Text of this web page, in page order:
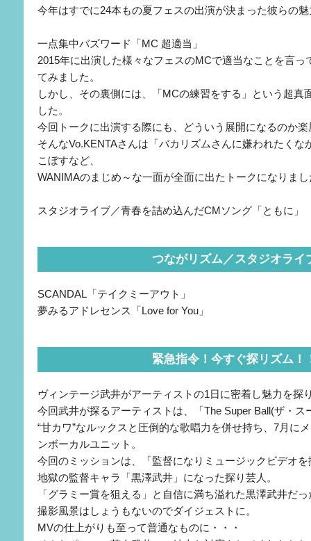
今年はすでに24本もの夏フェスの出演が決まった彼らの
一点集中バズワード「MC 超適当」
2015年に出演した様々なフェスのMCで適当なことを言っ
てみました。
しかし、その裏側には、「MCの練習をする」という超真
した。
今回トークに出演する際にも、どういう展開になるのか
そんなVo.KENTAさんは「バカリズムさんに嫌われたくな
こぼすなど、
WANIMAのまじめ～な一面が全面に出たトークになりまし
スタジオライブ／青春を詰め込んだCMソング「ともに」
つながリズム／スタジオライ
SCANDAL「テイクミーアウト」
夢みるアドレセンス「Love for You」
緊急指令！今すぐ探リズム！
ヴィンテージ武井がアーティストの1日に密着し魅力を探
今回武井が探るアーティストは、「The Super Ball(ザ・ス
“甘カワ”なルックスと圧倒的な歌唱力を併せ持ち、7月に
ンボーカルユニット。
今回のミッションは、「監督になりミュージックビデオ
地獄の監督キャラ「黒澤武井」になった探り芸人。
「グラミー賞を狙える」と自信に満ち溢れた黒澤武井だ
撮影風景はしょうもないのでダイジェストに。
MVの仕上がりも至って普通なものに・・・